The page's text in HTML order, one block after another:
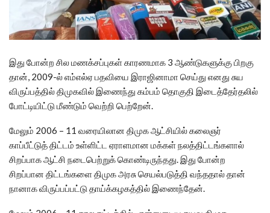
இது போன்ற சில மணக்சப்புகள் காரணமாக 3 ஆண்டுகளுக்கு பிறகு
தான், 2009-ல் எம்எல்ஏ பதவியை இராஜினாமா செய்து எனது சுய
விருப்பத்தில் திமுகவில் இணைந்து கம்பம் தொகுதி இடைத்தேர்தலில்
போட்டியிட்டு மீண்டும் வெற்றி பெற்றேன்.
மேலும் 2006 – 11 வரையிலான திமுக ஆட்சியில் கலைஞர்
காப்பீட்டுத் திட்டம் உள்ளிட்ட ஏராளமான மக்கள் நலத்திட்டங்களால்
சிறப்பாக ஆட்சி நடைபெற்றுக் கொண்டிருந்தது. இது போன்ற
சிறப்பான திட்டங்களை திமுக அரசு செயல்படுத்தி வந்ததால் தான்
நானாக விருப்பப்பட்டு தாய்க்கழகத்தில் இணைந்தேன்.